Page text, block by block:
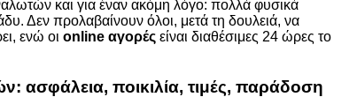
και για έναν ακόμη λόγο: πολλά φυσικά
Δεν προλαβαίνουν όλοι, μετά τη δουλειά, να
ενώ οι online αγορές είναι διαθέσιμες 24 ώρες το
: ασφάλεια, ποικιλία, τιμές, παράδοση